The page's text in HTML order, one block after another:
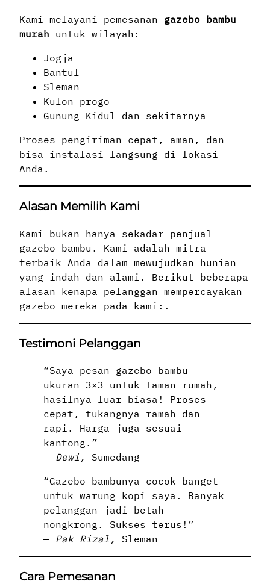
Kami melayani pemesanan gazebo bambu
murah untuk wilayah:
Jogja
Bantul
Sleman
Kulon progo
Gunung Kidul dan sekitarnya
Proses pengiriman cepat, aman, dan
bisa instalasi langsung di lokasi
Anda.
Alasan Memilih Kami
Kami bukan hanya sekadar penjual
gazebo bambu. Kami adalah mitra
terbaik Anda dalam mewujudkan hunian
yang indah dan alami. Berikut beberapa
alasan kenapa pelanggan mempercayakan
gazebo mereka pada kami:.
Testimoni Pelanggan
“Saya pesan gazebo bambu
ukuran 3×3 untuk taman rumah,
hasilnya luar biasa! Proses
cepat, tukangnya ramah dan
rapi. Harga juga sesuai
kantong.”
— Dewi, Sumedang
“Gazebo bambunya cocok banget
untuk warung kopi saya. Banyak
pelanggan jadi betah
nongkrong. Sukses terus!”
— Pak Rizal, Sleman
Cara Pemesanan